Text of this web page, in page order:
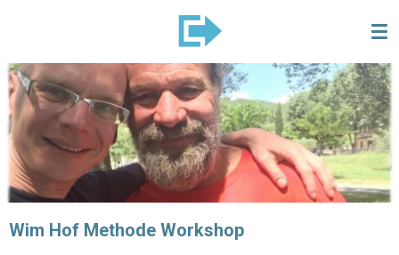
naar
de
hoofdinhoud
Wim Hof Methode Workshop